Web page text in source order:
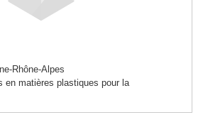
Rhône-Alpes
en matières plastiques pour la